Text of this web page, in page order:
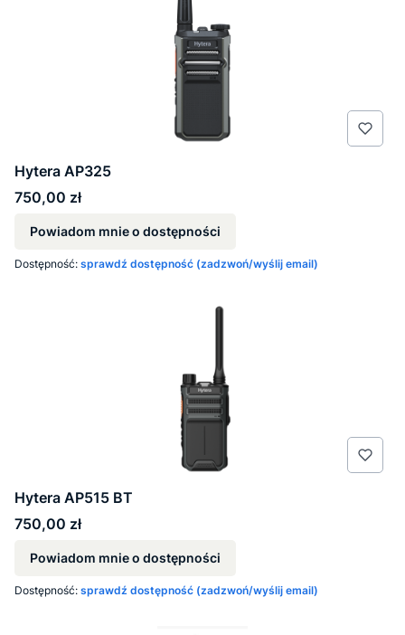
Hytera AP325
Cena
750,00 zł
Powiadom mnie o dostępności
Dostępność: sprawdź dostępność (zadzwoń/wyślij email)
Hytera AP515 BT
Cena
750,00 zł
Powiadom mnie o dostępności
Dostępność: sprawdź dostępność (zadzwoń/wyślij email)